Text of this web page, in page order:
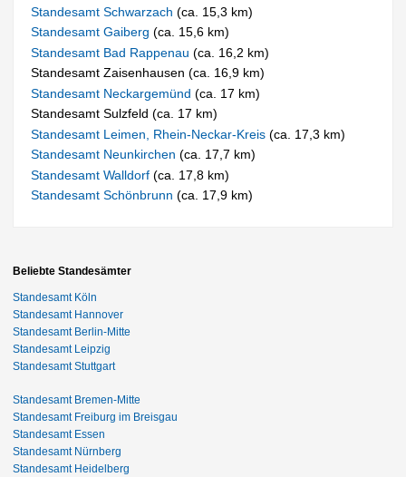
Standesamt Schwarzach(ca. 15,3 km)
Standesamt Gaiberg(ca. 15,6 km)
Standesamt Bad Rappenau(ca. 16,2 km)
Standesamt Zaisenhausen (ca. 16,9 km)
Standesamt Neckargemünd(ca. 17 km)
Standesamt Sulzfeld (ca. 17 km)
Standesamt Leimen, Rhein-Neckar-Kreis(ca. 17,3 km)
Standesamt Neunkirchen(ca. 17,7 km)
Standesamt Walldorf(ca. 17,8 km)
Standesamt Schönbrunn(ca. 17,9 km)
Beliebte Standesämter
Standesamt Köln
Standesamt Hannover
Standesamt Berlin-Mitte
Standesamt Leipzig
Standesamt Stuttgart
Standesamt Bremen-Mitte
Standesamt Freiburg im Breisgau
Standesamt Essen
Standesamt Nürnberg
Standesamt Heidelberg